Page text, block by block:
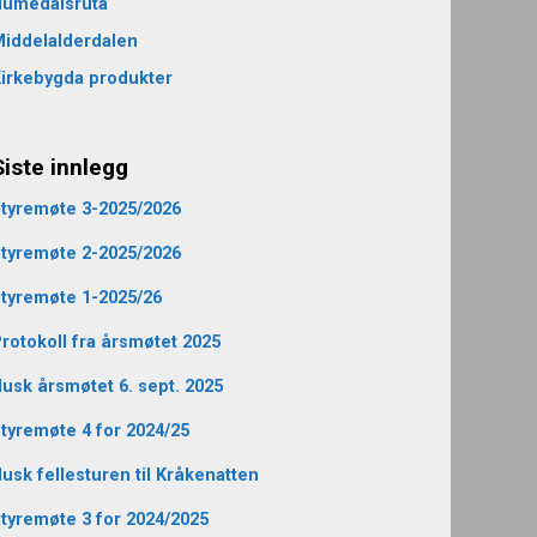
produkter
innlegg
3-2025/2026
2-2025/2026
1-2025/26
fra årsmøtet 2025
årsmøtet 6. sept. 2025
4 for 2024/25
fellesturen til Kråkenatten
3 for 2024/2025